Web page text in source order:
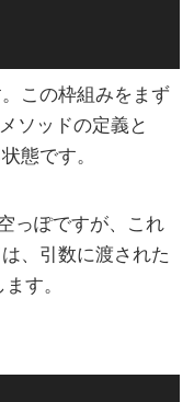
この枠組みをまず
ソッドの定義と
態です。
っぽですが、これ
、引数に渡された
す。